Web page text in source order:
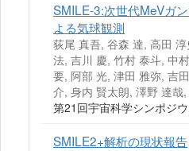
SMILE-3:次世代MeVガ
よる気球観測
荻尾 真吾, 谷森 達, 高田
法, 吉川 慶, 竹村 泰斗, 中
要, 阿部 光, 津田 雅弥, 吉
介, 身内 賢太朗, 澤野 達哉
第21回宇宙科学シンポジ
SMILE2+解析の現状報告